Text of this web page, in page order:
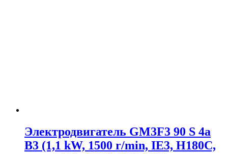
Электродвигатель GM3F3 90 S 4a
B3 (1,1 kW, 1500 r/min, IE3, H180C,